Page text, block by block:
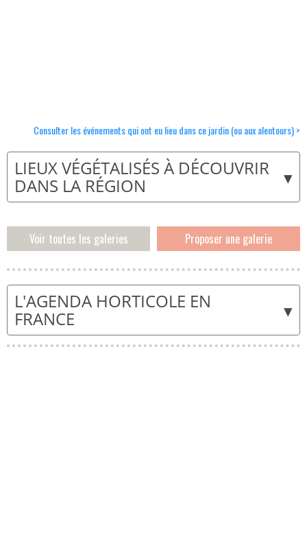
Consulter les événements qui ont eu lieu dans ce jardin (ou aux alentours) >
▾
LIEUX VÉGÉTALISÉS À DÉCOUVRIR
DANS LA RÉGION
Voir toutes les galeries Proposer une galerie
▾
L'AGENDA HORTICOLE EN
FRANCE